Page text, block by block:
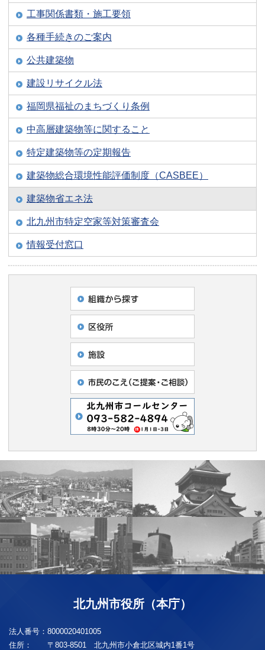
工事関係書類・施工要領
各種手続きのご案内
公共建築物
建設リサイクル法
福岡県福祉のまちづくり条例
中高層建築物等に関すること
特定建築物等の定期報告
建築物総合環境性能評価制度（CASBEE）
建築物省エネ法
北九州市特定空家等対策審査会
情報受付窓口
北九州市役所（本庁）
法人番号： 8000020401005
住所：
〒803-8501 北九州市小倉北区城内1番1号